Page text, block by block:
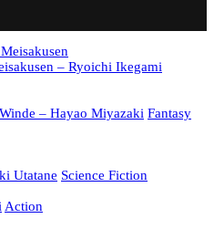
– Ryoichi Ikegami
– Hayao Miyazaki Fantasy
Utatane Science Fiction
Action